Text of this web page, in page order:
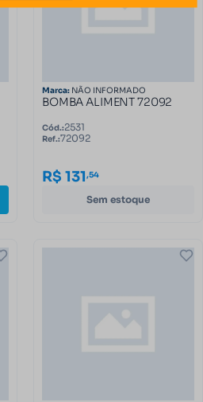
Marca: NÃO INFORMADO
BOMBA ALIMENT 72092
Cód.:2531
Ref.:72092
R$ 131,54
Sem estoque